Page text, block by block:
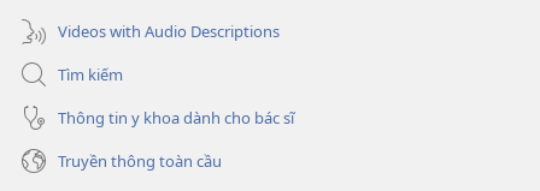
Videos with Audio Descriptions
Tìm kiếm
Thông tin y khoa dành cho bác sĩ
Truyền thông toàn cầu